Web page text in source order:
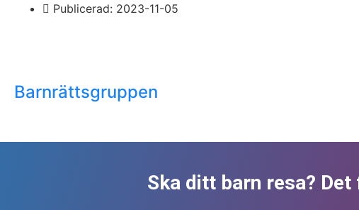
Publicerad: 2023-11-05
Barnrättsgruppen
Ska ditt barn resa?